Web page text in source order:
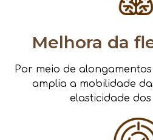
Melhora da
Por meio de
amplia a mobilidade
elasticidade dos